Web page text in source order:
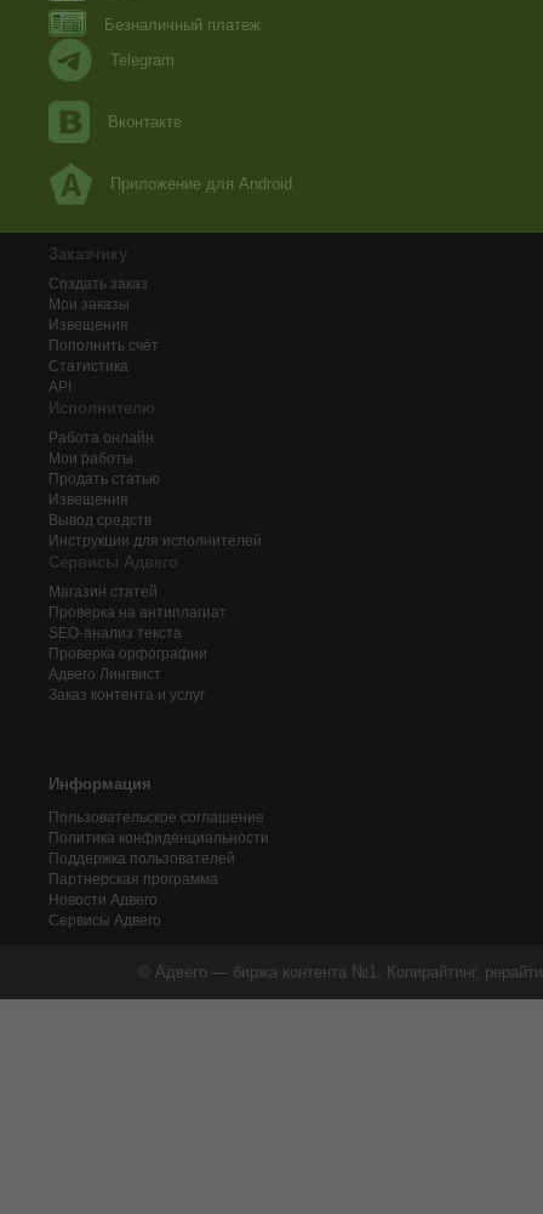
Безналичный платеж
Telegram
Вконтакте
Приложение для Android
Заказчику
Создать заказ
Мои заказы
Извещения
Пополнить счёт
Статистика
API
Исполнителю
Работа онлайн
Мои работы
Продать статью
Извещения
Вывод средств
Инструкции для исполнителей
Сервисы Адвего
Магазин статей
Проверка на антиплагиат
SEO-анализ текста
Проверка орфографии
Адвего Лингвист
Заказ контента и услуг
Информация
Пользовательское соглашение
Политика конфиденциальности
Поддержка пользователей
Партнерская программа
Новости Адвего
Сервисы Адвего
© Адвего — биржа контента №1. Копирайтинг,